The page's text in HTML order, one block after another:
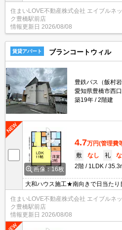
など設備が充実◎インターネット
にお問合せください♪
住まいLOVE不動産株式会社 エイブルネ
ク豊橋駅前店
情報更新日 2026/08/08
賃貸アパート ブランコートウィル
豊鉄バス（飯村
愛知県豊橋市西
築19年
2階建
画像：16枚
4.7万円(管理費
敷
なし 礼
2階
1LDK
大和ハウス施工★南向きで日当たり
明など設備充実1LDK♪インターネ
せください♪
住まいLOVE不動産株式会社 エイブルネ
ク豊橋駅前店
情報更新日 2026/08/08